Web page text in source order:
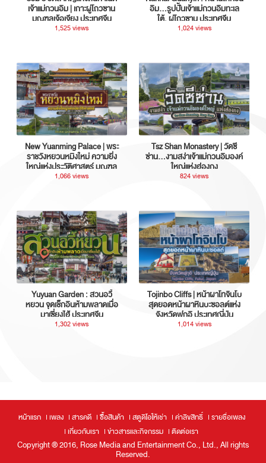
เจ้าแม่กวนอิม | เกาะผู่โถวซาน
มณฑลเจ้อเจียง ประเทศจีน
1,525 views
อิม...รูปปั้นเจ้าแม่กวนอิมทะเล
ใต้, ผู่โถวซาน ประเทศจีน
1,024 views
New Yuanming Palace | พระ
ราชวังหยวนหมิงใหม่ ความยิ่ง
ใหญ่แห่งประวัติศาสตร์ มณฑล
กวางตุ้ง ประเทศจีน
1,066 views
Tsz Shan Monastery | วัดซี
ซ่าน…งามสง่าเจ้าแม่กวนอิมองค์
ใหญ่แห่งฮ่องกง
824 views
Yuyuan Garden : สวนอวี้
หยวน จุดเช็กอินห้ามพลาดเมื่อ
มาเซี่ยงไฮ้ ประเทศจีน
1,302 views
Tojinbo Cliffs | หน้าผาโทจินโบ
สุดยอดหน้าผาหินบะซอลต์แห่ง
จังหวัดฟุกุอิ ประเทศญี่ปุ่น
1,014 views
หน้าแรก เพลง สารคดี ซื้อสินค้า สตูดิโอให้เช่า ค่าลิขสิทธิ์
รายชื่อเพลง
เกี่ยวกับเรา
ข่าวสารและกิจกรรม ติดต่อเรา
Copyright ® 2016, Rose Media and Entertainment Co., Ltd., All rights
Reserved.